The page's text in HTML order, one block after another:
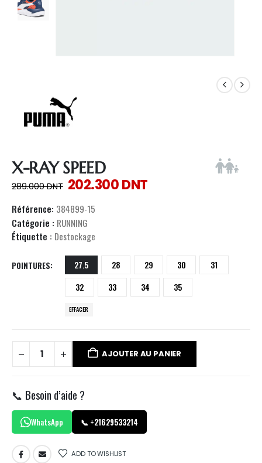
X-RAY SPEED
289.000DNT 202.300DNT
Référence: 384899-15
Catégorie : RUNNING
Étiquette : Destockage
POINTURES 27.5 28 29 30
31
32
33 34 35
EFFACER
AJOUTER AU PANIER
📞 Besoin d’aide ?
WhatsApp 📞 +21629533214
ADD TO WISHLIST